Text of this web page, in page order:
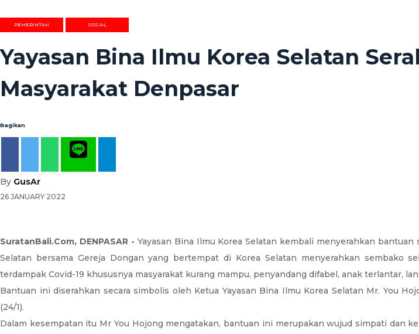
PEMERINTAH SOSIAL
Yayasan Bina Ilmu Korea Selatan
Masyarakat Denpasar
Bagikan
By GusAr
26 JANUARY 2022
SuratanBali.Com, DENPASAR - Yayasan Bina Ilmu Korea Selatan kembali menyerahkan
Selatan bersama Gereja Dongan yang bertempat di Korea Selatan menyerahkan sembako
terdampak Covid-19 khususnya masyarakat kurang mampu, penyandang difabel, anak terlantar,
Bantuan ini diserahkan secara simbolis oleh Ketua Yayasan Bina Ilmu Korea Selatan Mr. You
(24/1).
Dalam kesempatan itu Mr You Hojong mengatakan, bantuan ini merupakan wujud simpati dan